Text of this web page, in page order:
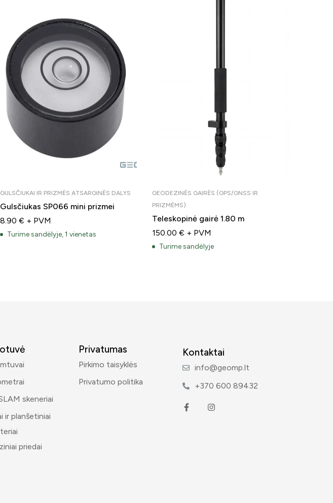
GULSČIUKAI IR PRIZMĖS ATSARGINĖS DALYS
Gulsčiukas SP066 mini prizmei
8.90 € + PVM
Turime sandėlyje, 1 vienetas
GEODEZINĖS GAIRĖS (GPS/GNSS IR
PRIZMĖMS)
Teleskopinė gairė 1.80 m
150.00 € + PVM
Turime sandėlyje
skeneriai
ir planšetiniai
priedai
Privatumas
Pirkimo taisyklės
Privatumo politika
Kontaktai
info@geomp.lt
+370 600 89432